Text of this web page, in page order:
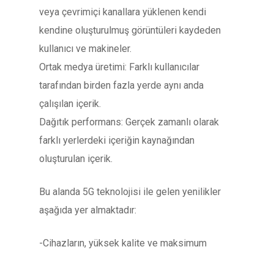
veya çevrimiçi kanallara yüklenen kendi
kendine oluşturulmuş görüntüleri kaydeden
kullanıcı ve makineler.
Ortak medya üretimi: Farklı kullanıcılar
tarafından birden fazla yerde aynı anda
çalışılan içerik.
Dağıtık performans: Gerçek zamanlı olarak
farklı yerlerdeki içeriğin kaynağından
oluşturulan içerik.
Bu alanda 5G teknolojisi ile gelen yenilikler
aşağıda yer almaktadır:
-Cihazların, yüksek kalite ve maksimum